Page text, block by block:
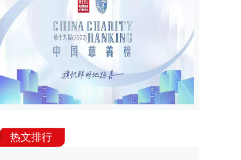
热文排行